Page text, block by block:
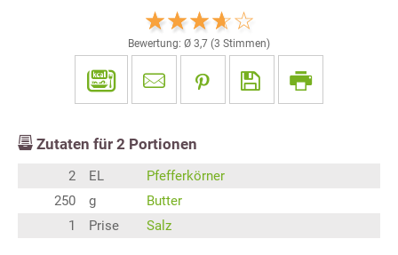
Bewertung: Ø 3,7 (3 Stimmen)
Zutaten für 2 Portionen
2 EL
Pfefferkörner
250
g
Butter
1
Prise Salz